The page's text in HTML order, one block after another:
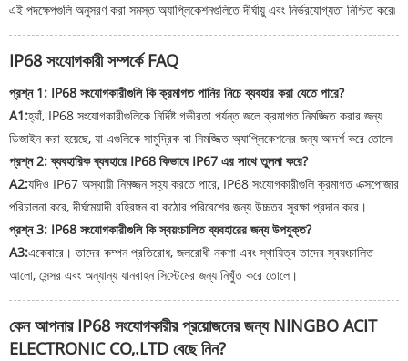
এই পদক্ষেপগুলি অনুসরণ করা সমস্ত অ্যাপ্লিকেশনগুলিতে দীর্ঘায়ু এবং নির্ভরযোগ্যতা নিশ্চিত করে৷
IP68 সংযোগকারী সম্পর্কে FAQ
প্রশ্ন 1: IP68 সংযোগকারীগুলি কি ক্রমাগত পানির নিচে ব্যবহার করা যেতে পারে?
A1:হ্যাঁ, IP68 সংযোগকারীগুলিকে নির্দিষ্ট গভীরতা পর্যন্ত জলে ক্রমাগত নিমজ্জিত করার জন্য
ডিজাইন করা হয়েছে, যা এগুলিকে সামুদ্রিক বা নিমজ্জিত অ্যাপ্লিকেশনের জন্য আদর্শ করে তোলে৷
প্রশ্ন 2: ব্যবহারিক ব্যবহারে IP68 কিভাবে IP67 এর সাথে তুলনা করে?
A2:যদিও IP67 অস্থায়ী নিমজ্জন সহ্য করতে পারে, IP68 সংযোগকারীগুলি ক্রমাগত এক্সপোজার
পরিচালনা করে, দীর্ঘমেয়াদী বহিরঙ্গন বা কঠোর পরিবেশের জন্য উচ্চতর সুরক্ষা প্রদান করে।
প্রশ্ন 3: IP68 সংযোগকারীগুলি কি স্বয়ংচালিত ব্যবহারের জন্য উপযুক্ত?
A3:একেবারে। তাদের কম্পন প্রতিরোধ, জলরোধী নকশা এবং স্থায়িত্ব তাদের স্বয়ংচালিত
আলো, সেন্সর এবং অন্যান্য যানবাহন সিস্টেমের জন্য নিখুঁত করে তোলে।
কেন আপনার IP68 সংযোগকারীর প্রয়োজনের জন্য NINGBO ACIT
ELECTRONIC CO,.LTD বেছে নিন?